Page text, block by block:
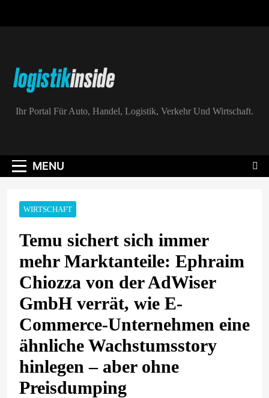
Logistik|Inside
Ihr Portal Für Auto, Handel, Logistik, Verkehr Und Wirtschaft.
MENU
WIRTSCHAFT
Temu sichert sich immer
mehr Marktanteile: Ephraim
Chiozza von der AdWiser
GmbH verrät, wie E-
Commerce-Unternehmen eine
ähnliche Wachstumsstory
hinlegen – aber ohne
Preisdumping